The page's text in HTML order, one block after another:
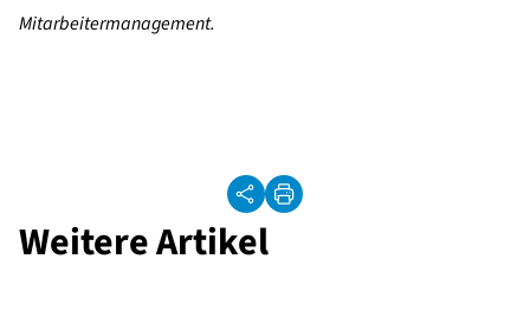
Mitarbeitermanagement.
Weitere Artikel